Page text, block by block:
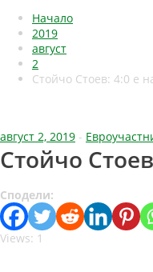
Начало
2019
август
2
Стойчо Стоев: 4:0 е
август 2, 2019 -
Стойчо
Сподели:
Views: 1